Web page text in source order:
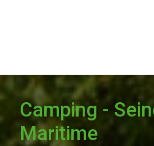
Camping -
Maritime